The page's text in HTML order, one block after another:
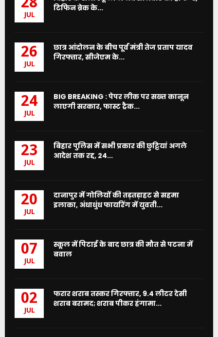
JUL
टिफिन ब्रेक के...
26
JUL
छात्र आंदोलन के बीच पूर्व मंत्री तेज प्रताप यादव
गिरफ्तार, सीजेएम के...
24
JUL
BIG BREAKING : पेपर लीक पर सख्त कानून
लाएगी सरकार, फास्ट ट्रैक...
23
JUL
बिहार पुलिस में सभी प्रकार की छुट्टियां अगले
आदेश तक रद्द, 24...
20
JUL
दानापुर में गोलियों की तड़तड़ाहट से सहमा
इलाका, अंधाधुंध फायरिंग में युवती...
07
JUL
स्कूल में पिटाई के बाद छात्र की मौत से पटना में
बवाल
02
JUL
फरार शराब तस्कर गिरफ्तार, 9.4 लीटर देसी
शराब बरामद; शराब पीकर हंगामा...